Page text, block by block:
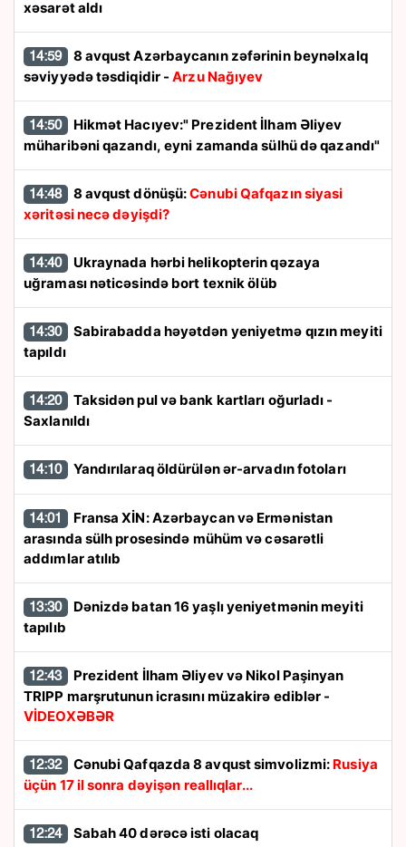
xəsarət aldı
14:59
səviyyədə təsdiqidir -Arzu Nağıyev
14:50
müharibəni qazandı, eyni zamanda sülhü də qazandı"
14:48 8 avqust dönüşü:Cənubi Qafqazın siyasi
xəritəsi necə dəyişdi?
14:40
uğraması nəticəsində bort texnik ölüb
14:30
tapıldı
14:20
Saxlanıldı
14:10 Yandırılaraq öldürülən ər-arvadın fotoları
14:01
arasında sülh prosesində mühüm və cəsarətli
addımlar atılıb
13:30
tapılıb
12:43
TRIPP marşrutunun icrasını müzakirə ediblər -
VİDEOXƏBƏR
12:32 Cənubi Qafqazda 8 avqust simvolizmi: Rusiya
üçün 17 il sonra dəyişən reallıqlar...
12:24 Sabah 40 dərəcə isti olacaq